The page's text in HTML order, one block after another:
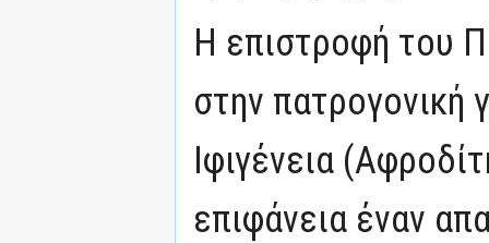
Η επιστροφή του
στην πατρογονική
Ιφιγένεια
επιφάνεια έναν